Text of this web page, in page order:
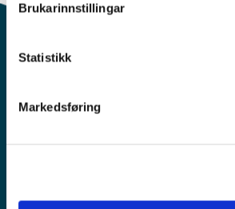
Brukarinnstillingar
Statistikk
Markedsføring